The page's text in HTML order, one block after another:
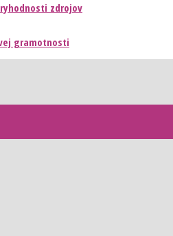
zdrojov
gramotnosti